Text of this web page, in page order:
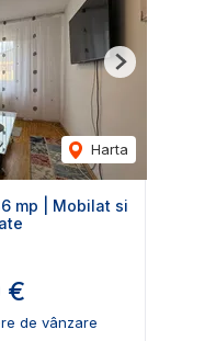
Harta
Next
mp | Mobilat si
€
de vânzare